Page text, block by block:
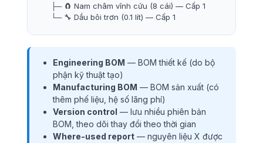
├─ 🧲 Nam châm vĩnh cửu (8 cái) — Cấp 1
└─ 🔧 Dầu bôi trơn (0.1 lít) — Cấp 1
Engineering BOM — BOM thiết kế (do bộ
phận kỹ thuật tạo)
Manufacturing BOM — BOM sản xuất (có
thêm phế liệu, hệ số lãng phí)
Version control — lưu nhiều phiên bản
BOM, theo dõi thay đổi theo thời gian
Where-used report — nguyên liệu X được